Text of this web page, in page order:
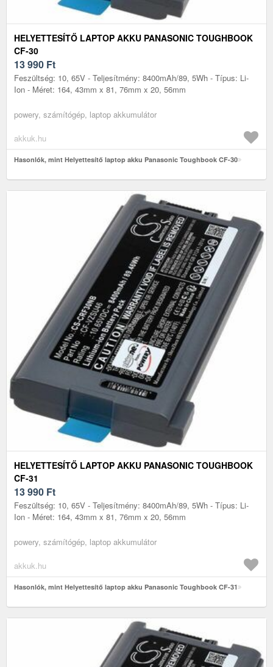
HELYETTESÍTŐ LAPTOP AKKU PANASONIC TOUGHBOOK
CF-30
13 990 Ft
Feszültség: 10, 65V - Teljesítmény: 8400mAh/89, 5Wh - Típus: Li-
Ion - Méret: 164, 43mm x 81, 76mm x 20, 56mm
powery, számítógép, laptop akkumulátor
akkuk.hu
Hasonlók, mint Helyettesítő laptop akku Panasonic Toughbook CF-30
HELYETTESÍTŐ LAPTOP AKKU PANASONIC TOUGHBOOK
CF-31
13 990 Ft
Feszültség: 10, 65V - Teljesítmény: 8400mAh/89, 5Wh - Típus: Li-
Ion - Méret: 164, 43mm x 81, 76mm x 20, 56mm
powery, számítógép, laptop akkumulátor
akkuk.hu
Hasonlók, mint Helyettesítő laptop akku Panasonic Toughbook CF-31